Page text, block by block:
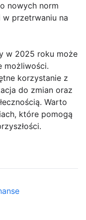
nowych norm
w przetrwaniu na
w 2025 roku może
możliwości.
korzystanie z
do zmian oraz
Warto
które pomogą